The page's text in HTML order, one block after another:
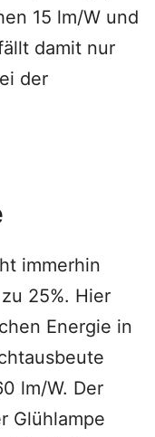
15 lm/W und
damit nur
der
immerhin
25%. Hier
Energie in
lm/W. Der
Glühlampe